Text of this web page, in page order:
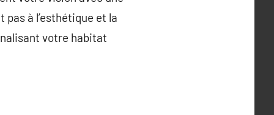
à l’esthétique et la
votre habitat